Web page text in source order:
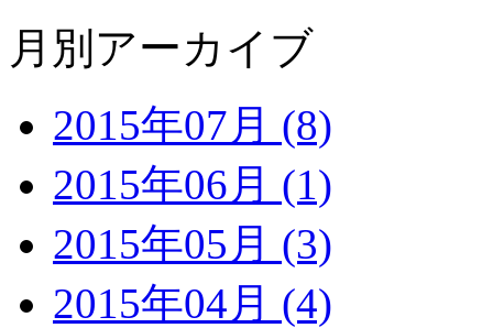
月別アーカイブ
2015年07月 (8)
2015年06月 (1)
2015年05月 (3)
2015年04月 (4)